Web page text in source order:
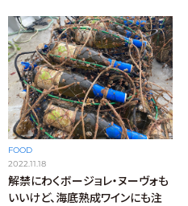
FOOD
2022.11.18
解禁にわくボージョレ・ヌーヴォも
いいけど、海底熟成ワインにも注